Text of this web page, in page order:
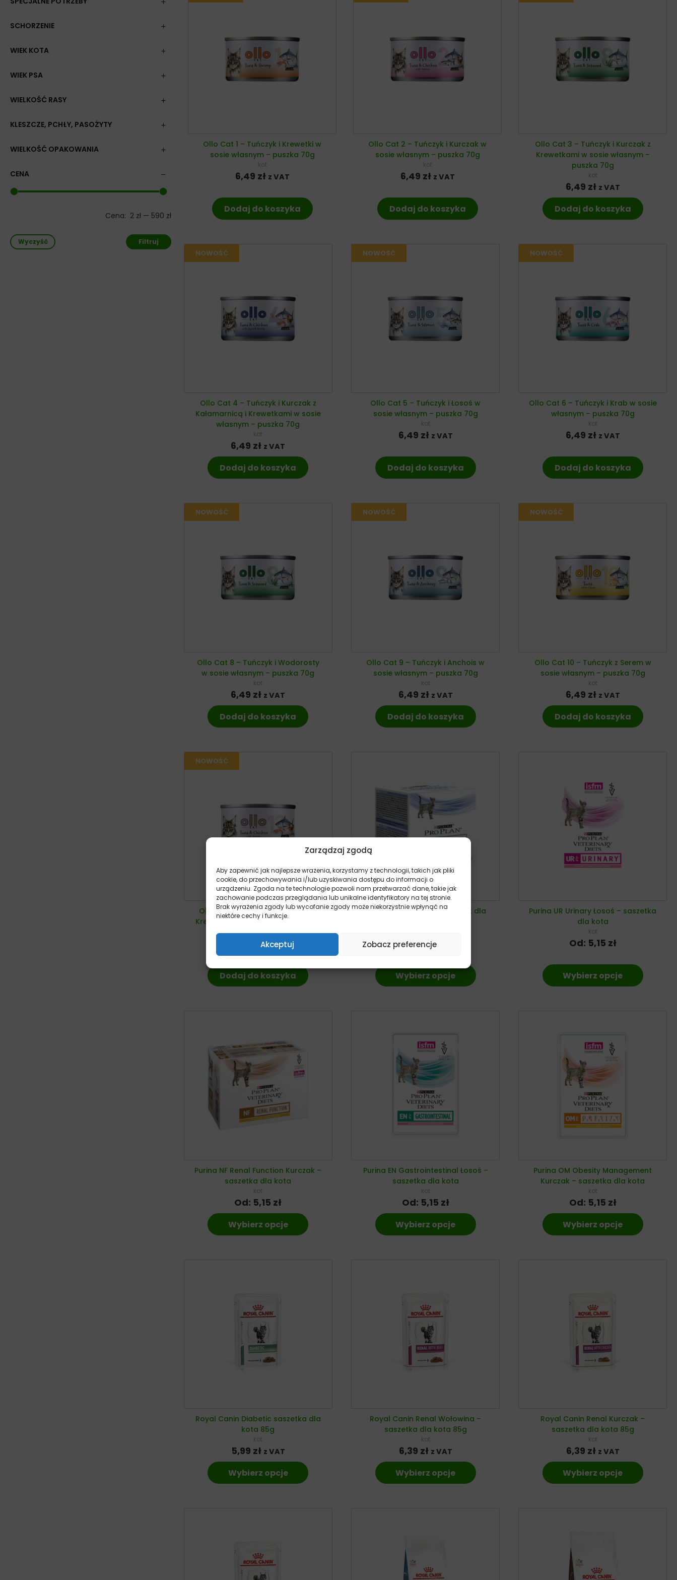
Zarządzaj zgodą
Aby zapewnić jak najlepsze wrażenia, korzystamy z technologii, takich jak pliki
cookie, do przechowywania i/lub uzyskiwania dostępu do informacji o
urządzeniu. Zgoda na te technologie pozwoli nam przetwarzać dane, takie jak
zachowanie podczas przeglądania lub unikalne identyfikatory na tej stronie.
Brak wyrażenia zgody lub wycofanie zgody może niekorzystnie wpłynąć na
niektóre cechy i funkcje.
Akceptuj Zobacz preferencje
Ollo Cat 1 – Tuńczyk i Krewetki w
sosie własnym – puszka 70g
kot
6,49 zł z VAT
Dodaj do koszyka
Ollo Cat 2 – Tuńczyk i Kurczak w
sosie własnym – puszka 70g
kot
6,49 zł z VAT
Dodaj do koszyka
Ollo Cat 3 – Tuńczyk i Kurczak z
Krewetkami w sosie własnym –
puszka 70g
kot
6,49 zł z VAT
Dodaj do koszyka
Ollo Cat 4 – Tuńczyk i Kurczak z
Kałamarnicą i Krewetkami w sosie
własnym – puszka 70g
kot
6,49 zł z VAT
Dodaj do koszyka
Ollo Cat 5 – Tuńczyk i Łosoś w
sosie własnym – puszka 70g
kot
6,49 zł z VAT
Dodaj do koszyka
Ollo Cat 6 – Tuńczyk i Krab w sosie
własnym – puszka 70g
kot
6,49 zł z VAT
Dodaj do koszyka
Ollo Cat 8 – Tuńczyk i Wodorosty
w sosie własnym – puszka 70g
kot
6,49 zł z VAT
Dodaj do koszyka
Ollo Cat 9 – Tuńczyk i Anchois w
sosie własnym – puszka 70g
kot
6,49 zł z VAT
Dodaj do koszyka
Ollo Cat 10 – Tuńczyk z Serem w
sosie własnym – puszka 70g
kot
6,49 zł z VAT
Dodaj do koszyka
Ollo Cat 12 – Tuńczyk i Kurczak z
Krewetkami w galaretce – puszka
70g
kot
6,49zł z VAT
Dodaj do koszyka
Purina FortiFlora – suplement dla
Od:44,95
Wybierz opcje
Purina UR Urinary Łosoś – saszetka
dla kota
kot
Od: 5,15 zł
Wybierz opcje
Purina NF Renal Function Kurczak –
saszetka dla kota
kot
Od: 5,15 zł
Wybierz opcje
Purina EN Gastrointestinal Łosoś –
saszetka dla kota
kot
Od: 5,15 zł
Wybierz opcje
Purina OM Obesity Management
Kurczak – saszetka dla kota
kot
Od: 5,15 zł
Wybierz opcje
Royal Canin Diabetic saszetka dla
kota 85g
kot
5,99 zł z VAT
Wybierz opcje
Royal Canin Renal Wołowina –
saszetka dla kota 85g
kot
6,39 zł z VAT
Wybierz opcje
Royal Canin Renal Kurczak –
saszetka dla kota 85g
kot
6,39 zł z VAT
Wybierz opcje
SCHORZENIE
WIEK KOTA
WIEK PSA
WIELKOŚĆ RASY
KLESZCZE, PCHŁY, PASOŻYTY
WIELKOŚĆ OPAKOWANIA
CENA
Cena: 2 zł — 590 zł
Wyczyść Filtruj